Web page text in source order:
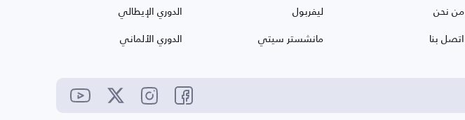
من نحن
اتصل بنا
ليفربول
مانشستر سيتي
الدوري الإيطالي
الدوري الألماني